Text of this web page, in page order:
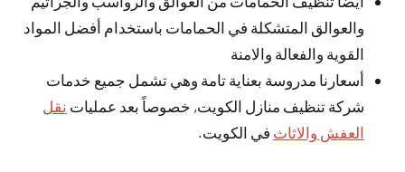
والعوالق المتشكلة في الحمامات باستخدام أفضل المواد
القوية والفعالة والامنة
أسعارنا مدروسة بعناية تامة وهي تشمل جميع خدمات
شركة تنظيف منازل الكويت, خصوصاً بعد عمليات نقل
العفش والاثاث في الكويت.